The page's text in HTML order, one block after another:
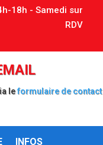
18h - Samedi sur
RDV
leformulaire de contact
INFOS